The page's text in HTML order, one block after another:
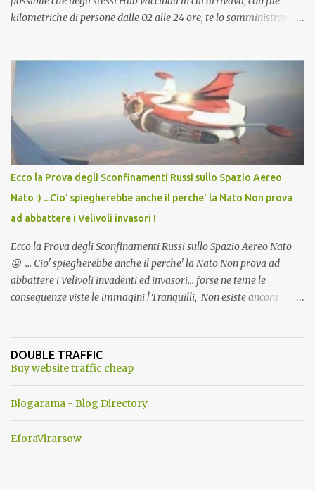
kilometriche di persone dalle 02 alle 24 ore, te lo somministravano
Vaccino come: l' Amaro del Capo, era "spettacolare Ghiacciato, ma
andava bene anche, a Temperatura Ambiente"! Riproponiamo
l'articolo per NON Dimenticare!
Ecco la Prova degli Sconfinamenti Russi sullo Spazio Aereo
Nato :) ...Cio' spiegherebbe anche il perche' la Nato Non prova
ad abbattere i Velivoli invasori !
Ecco la Prova degli Sconfinamenti Russi sullo Spazio Aereo Nato
😛 ... Cio' spiegherebbe anche il perche' la Nato Non prova ad
abbattere i Velivoli invadenti ed invasori... forse ne teme le
conseguenze viste le immagini ! Tranquilli, Non esiste ancora
ancora una fantasia Nato o forse una "False Flag", per provocare
una guerra mondiale che difficilmente da menti sane, potrebbe
DOUBLE TRAFFIC
Buy website traffic cheap
Blogarama - Blog Directory
EforaVirarsow